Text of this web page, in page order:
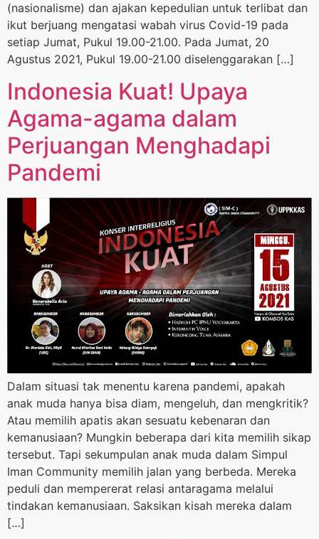
(nasionalisme) dan ajakan kepedulian untuk terlibat dan
ikut berjuang mengatasi wabah virus Covid-19 pada
setiap Jumat, Pukul 19.00-21.00. Pada Jumat, 20
Agustus 2021, Pukul 19.00-21.00 diselenggarakan […]
Indonesia Kuat! Upaya
Agama-agama dalam
Perjuangan Menghadapi
Pandemi
Dalam situasi tak menentu karena pandemi, apakah
anak muda hanya bisa diam, mengeluh, dan mengkritik?
Atau memilih apatis akan sesuatu kebenaran dan
kemanusiaan? Mungkin beberapa dari kita memilih sikap
tersebut. Tapi sekumpulan anak muda dalam Simpul
Iman Community memilih jalan yang berbeda. Mereka
peduli dan mempererat relasi antaragama melalui
tindakan kemanusiaan. Saksikan kisah mereka dalam
[…]